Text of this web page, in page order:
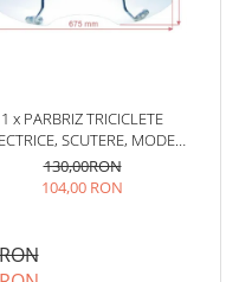
1 x PARBRIZ TRICICLETE
SCUTERE, MODEL
RETRO, PRINDERE GHIDON
130,00RON
104,00 RON